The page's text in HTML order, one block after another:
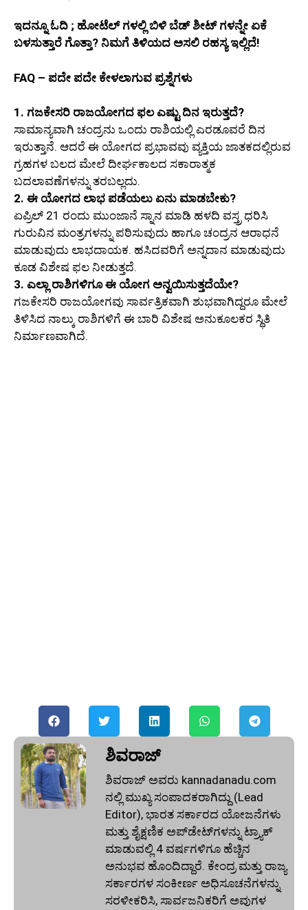
ಇದನ್ನೂ ಓದಿ ; ಹೋಟೆಲ್ ಗಳಲ್ಲಿ ಬಿಳಿ ಬೆಡ್ ಶೀಟ್ ಗಳನ್ನೇ ಏಕೆ
ಬಳಸುತ್ತಾರೆ ಗೊತ್ತಾ? ನಿಮಗೆ ತಿಳಿಯದ ಅಸಲಿ ರಹಸ್ಯ ಇಲ್ಲಿದೆ!
FAQ – ಪದೇ ಪದೇ ಕೇಳಲಾಗುವ ಪ್ರಶ್ನೆಗಳು
1. ಗಜಕೇಸರಿ ರಾಜಯೋಗದ ಫಲ ಎಷ್ಟು ದಿನ ಇರುತ್ತದೆ?
ಸಾಮಾನ್ಯವಾಗಿ ಚಂದ್ರನು ಒಂದು ರಾಶಿಯಲ್ಲಿ ಎರಡೂವರೆ ದಿನ
ಇರುತ್ತಾನೆ. ಆದರೆ ಈ ಯೋಗದ ಪ್ರಭಾವವು ವ್ಯಕ್ತಿಯ ಜಾತಕದಲ್ಲಿರುವ
ಗ್ರಹಗಳ ಬಲದ ಮೇಲೆ ದೀರ್ಘಕಾಲದ ಸಕಾರಾತ್ಮಕ
ಬದಲಾವಣೆಗಳನ್ನು ತರಬಲ್ಲದು.
2. ಈ ಯೋಗದ ಲಾಭ ಪಡೆಯಲು ಏನು ಮಾಡಬೇಕು?
ಏಪ್ರಿಲ್ 21 ರಂದು ಮುಂಜಾನೆ ಸ್ನಾನ ಮಾಡಿ ಹಳದಿ ವಸ್ತ್ರ ಧರಿಸಿ
ಗುರುವಿನ ಮಂತ್ರಗಳನ್ನು ಪಠಿಸುವುದು ಹಾಗೂ ಚಂದ್ರನ ಆರಾಧನೆ
ಮಾಡುವುದು ಲಾಭದಾಯಕ. ಹಸಿದವರಿಗೆ ಅನ್ನದಾನ ಮಾಡುವುದು
ಕೂಡ ವಿಶೇಷ ಫಲ ನೀಡುತ್ತದೆ.
3. ಎಲ್ಲಾ ರಾಶಿಗಳಿಗೂ ಈ ಯೋಗ ಅನ್ವಯಿಸುತ್ತದೆಯೇ?
ಗಜಕೇಸರಿ ರಾಜಯೋಗವು ಸಾರ್ವತ್ರಿಕವಾಗಿ ಶುಭವಾಗಿದ್ದರೂ ಮೇಲೆ
ತಿಳಿಸಿದ ನಾಲ್ಕು ರಾಶಿಗಳಿಗೆ ಈ ಬಾರಿ ವಿಶೇಷ ಅನುಕೂಲಕರ ಸ್ಥಿತಿ
ನಿರ್ಮಾಣವಾಗಿದೆ.
ಶಿವರಾಜ್
ಶಿವರಾಜ್ ಅವರು kannadanadu.com
ನಲ್ಲಿ ಮುಖ್ಯ ಸಂಪಾದಕರಾಗಿದ್ದು (Lead
Editor), ಭಾರತ ಸರ್ಕಾರದ ಯೋಜನೆಗಳು
ಮತ್ತು ಶೈಕ್ಷಣಿಕ ಅಪ್‌ಡೇಟ್‌ಗಳನ್ನು ಟ್ರ್ಯಾಕ್
ಮಾಡುವಲ್ಲಿ 4 ವರ್ಷಗಳಿಗೂ ಹೆಚ್ಚಿನ
ಅನುಭವ ಹೊಂದಿದ್ದಾರೆ. ಕೇಂದ್ರ ಮತ್ತು ರಾಜ್ಯ
ಸರ್ಕಾರಗಳ ಸಂಕೀರ್ಣ ಅಧಿಸೂಚನೆಗಳನ್ನು
ಸರಳೀಕರಿಸಿ, ಸಾರ್ವಜನಿಕರಿಗೆ ಅವುಗಳ